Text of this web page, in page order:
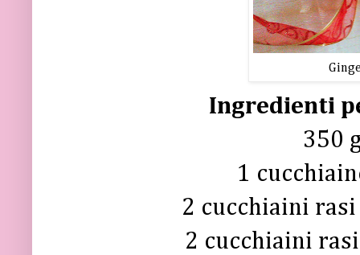
Ingredienti
350
1
2 cucchiaini
2 cucchiaini